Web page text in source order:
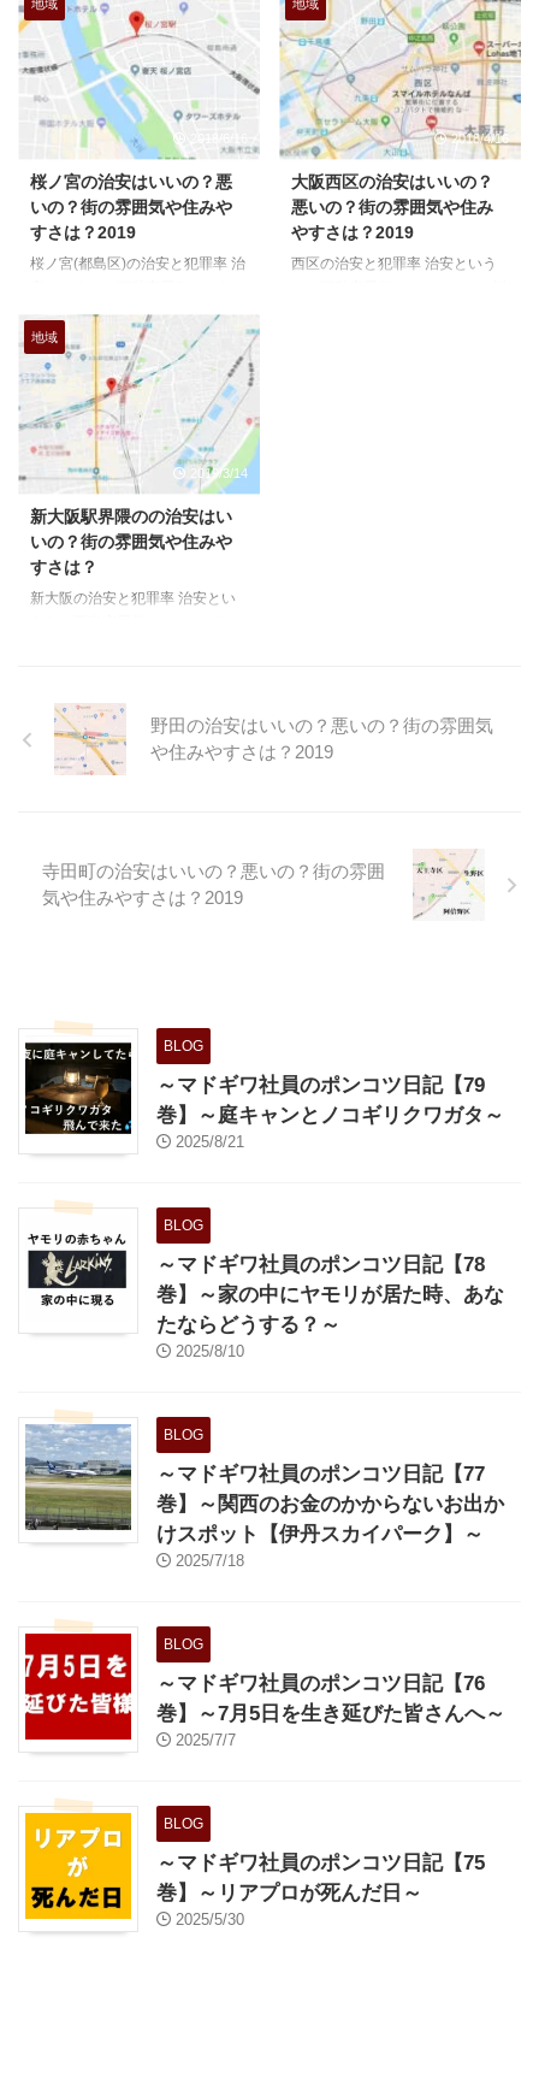
マイナスイメージをつけると、お
すすめ物件があった場合に話をフ
リにくいとか、もっと繊細な所で
は出身地だったらどうしよう。な
んてことを考えてしまう事もあり
ます。 ですが、今回の検証はそ
ういった私情をはさまずにあくま
で数字の統計としての治安という
ものを考えてみました。 大阪府
43市町村の治安ランキング と、
いう訳で大阪府43市町村のラン
た。簡単にいうと43市町村の人
...
スイメージをつけると、おすすめ
物件があった場合に話をフリにく
いとか、もっと繊細な所では出身
地だったらどうしよう。なんてこ
とを考えてしまう事もあります。
ですが、今回の検証はそういった
私情をはさまずにあくまで数字の
統計としての治安というものを考
えてみました。 大阪24区の治安
ランキング と、いう訳でこちら
の記事で24区のランキングとい
地域
桜ノ宮の治安はいいの？悪
いの？街の雰囲気や住みや
すさは？2019
桜ノ宮(都島区)の治安と犯罪率 治
とした説明になりがちなんですよ
ね、なんでか、というとあんまり
マイナスイメージをつけると、お
すすめ物件があった場合に話をフ
リにくいとか、もっと繊細な所で
は出身地だったらどうしよう。な
んてことを考えてしまう事もあり
ます。 ですが、今回の検証はそ
ういった私情をはさまずにあくま
で数字の統計としての治安という
ものを考えてみました。 大阪24
区の治安ランキング と、いう訳
でこちらの記事で24区のランキ
地域
2018/4/16
大阪西区の治安はいいの？
悪いの？街の雰囲気や住み
やすさは？2019
西区の治安と犯罪率 治安という
地域
2019/3/14
新大阪駅界隈のの治安はい
いの？街の雰囲気や住みや
すさは？
新大阪の治安と犯罪率 治安とい
物件があった場合に話をフリにく
いとか、もっと繊細な所では出身
地だったらどうしよう。なんてこ
統計としての治安というものを考
えてみました。 大阪24区の治安
ランキング と、いう訳でこちら
野田の治安はいいの？悪いの？街の雰囲気
や住みやすさは？2019
寺田町の治安はいいの？悪いの？街の雰囲
気や住みやすさは？2019
BLOG
～マドギワ社員のポンコツ日記【79
巻】～庭キャンとノコギリクワガタ～
2025/8/21
BLOG
～マドギワ社員のポンコツ日記【78
巻】～家の中にヤモリが居た時、あな
たならどうする？～
2025/8/10
BLOG
～マドギワ社員のポンコツ日記【77
巻】～関西のお金のかからないお出か
けスポット【伊丹スカイパーク】～
2025/7/18
BLOG
～マドギワ社員のポンコツ日記【76
巻】～7月5日を生き延びた皆さんへ～
2025/7/7
BLOG
～マドギワ社員のポンコツ日記【75
巻】～リアプロが死んだ日～
2025/5/30